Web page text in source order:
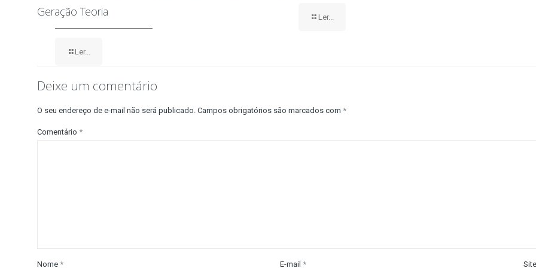
Geração Teoria
Ler...
Ler...
Deixe um comentário
O seu endereço de e-mail não será publicado. Campos obrigatórios são marcados com *
Comentário *
Nome * E-mail * Site